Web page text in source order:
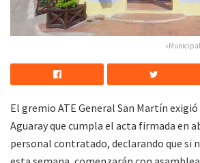
El gremio ATE General San Martín
Aguaray que cumpla el acta firmada en
personal contratado, declarando que si